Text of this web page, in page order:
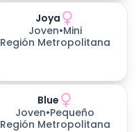
Joya
Joven•Mini
Región Metropolitana
Blue
Joven•Pequeño
Región Metropolitana